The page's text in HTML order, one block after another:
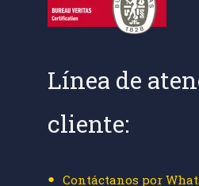
Línea de
cliente:
Contáctanos por